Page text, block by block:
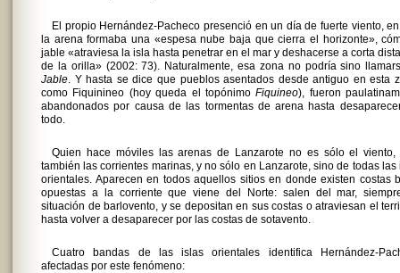
El propio Hernández-Pacheco presenció en un día de fuerte viento,
la arena formaba una «espesa nube baja que cierra el horizonte»,
jable «atraviesa la isla hasta penetrar en el mar y deshacerse a corta
de la orilla» (2002: 73). Naturalmente, esa zona no podría sino
Jable. Y hasta se dice que pueblos asentados desde antiguo en esta
como Fiquinineo (hoy queda el topónimoFiquineo), fueron
abandonados por causa de las tormentas de arena hasta
todo.
Quien hace móviles las arenas de Lanzarote no es sólo el viento,
también las corrientes marinas, y no sólo en Lanzarote, sino de todas las
orientales. Aparecen en todos aquellos sitios en donde existen costas
opuestas a la corriente que viene del Norte: salen del mar,
situación de barlovento, y se depositan en sus costas o atraviesan el
hasta volver a desaparecer por las costas de sotavento.
Cuatro bandas de las islas orientales identifica Hernández-
afectadas por este fenómeno: